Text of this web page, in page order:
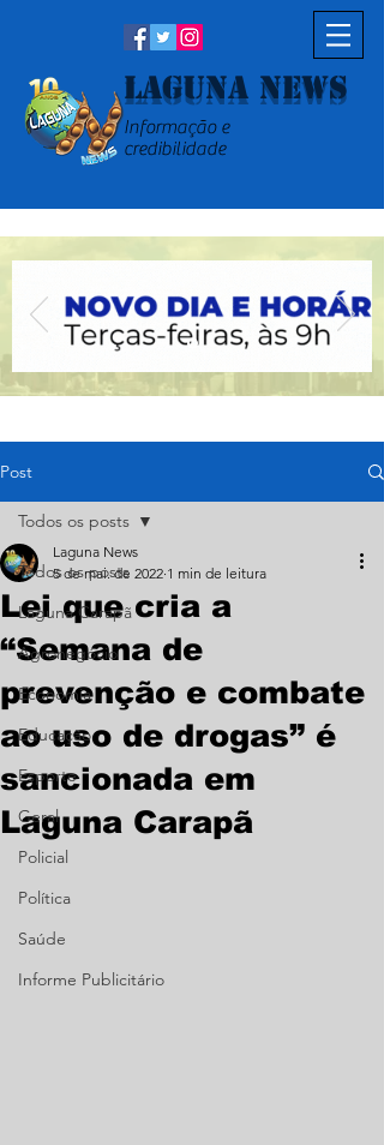
Laguna News
Informação e
credibilidade
Post
Todos os posts
Laguna Carapã
Agronegócio
Economia
Educação
Esporte
Geral
Policial
Política
Saúde
Informe Publicitário
Todos os posts
Lei que cria a
“Semana de
prevenção e combate
ao uso de drogas” é
sancionada em
Laguna Carapã
Laguna News
5 de mai. de 2022 1 min de leitura